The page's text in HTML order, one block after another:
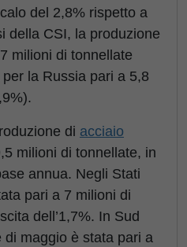
del 2,8% rispetto a
della CSI, la produzione
milioni di tonnellate
la Russia pari a 5,8
di acciaio
milioni di tonnellate, in
annua. Negli Stati
pari a 7 milioni di
dell’1,7%. In Sud
maggio è stata pari a